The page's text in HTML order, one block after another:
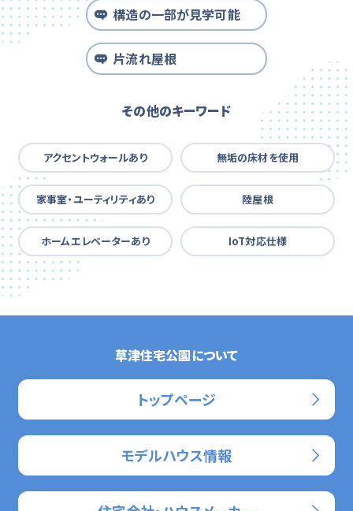
構造の一部が見学可能
片流れ屋根
その他のキーワード
アクセントウォールあり 無垢の床材を使用
家事室・ユーティリティあり 陸屋根
ホームエレベーターあり IoT対応仕様
草津住宅公園について
トップページ
モデルハウス情報